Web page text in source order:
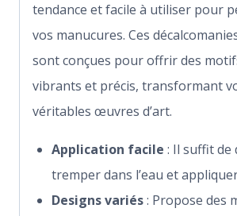
tendance et facile à utiliser pour
vos manucures. Ces
sont conçues pour offrir des
vibrants et précis, transformant
véritables œuvres d’art.
Application facile : Il suffit de
tremper dans l’eau et
Designs variés: Propose des